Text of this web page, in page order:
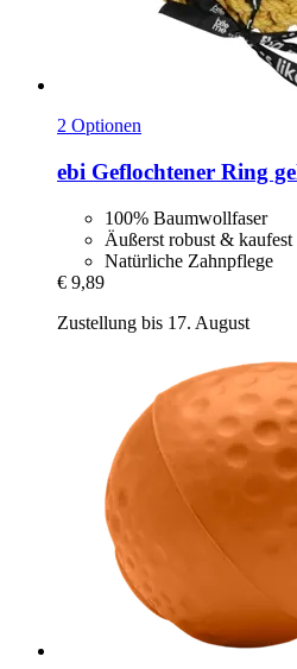
2 Optionen
ebi Geflochtener Ring
100% Baumwollfaser
Äußerst robust & kaufest
Natürliche Zahnpflege
€ 9,89
Zustellung bis 17. August